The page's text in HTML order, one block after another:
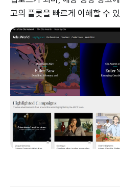
고의 플롯을 빠르게 이해할 수